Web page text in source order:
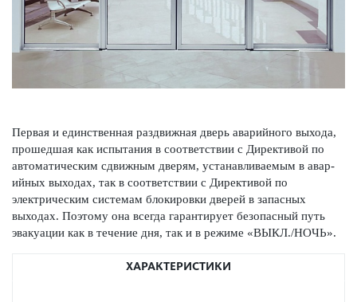
Первая и единственная раз­д­вижная дверь авар­ийного выхода,
прошедшая как испытания в соотв­е­тствии с Директивой по
автом­ат­ическим сдвижным дверям, устанавливаемым в авар­
ийных выходах, так в соотв­е­тствии с Директивой по
электрическим сис­темам блокировки дверей в запасных
выходах. Поэтому она всегда гар­антирует безоп­асный путь
эвакуации как в течение дня, так и в режиме «ВЫКЛ./НОЧЬ».
ХАРАКТЕРИСТИКИ